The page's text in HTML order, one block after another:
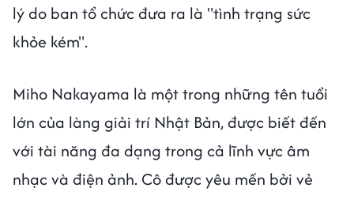
lý do ban tổ chức đưa ra là "tình trạng sức
khỏe kém".
Miho Nakayama là một trong những tên tuổi
lớn của làng giải trí Nhật Bản, được biết đến
với tài năng đa dạng trong cả lĩnh vực âm
nhạc và điện ảnh. Cô được yêu mến bởi vẻ